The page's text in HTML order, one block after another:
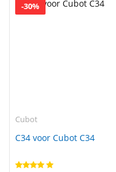
-30%
Cubot
C34 voor Cubot C34